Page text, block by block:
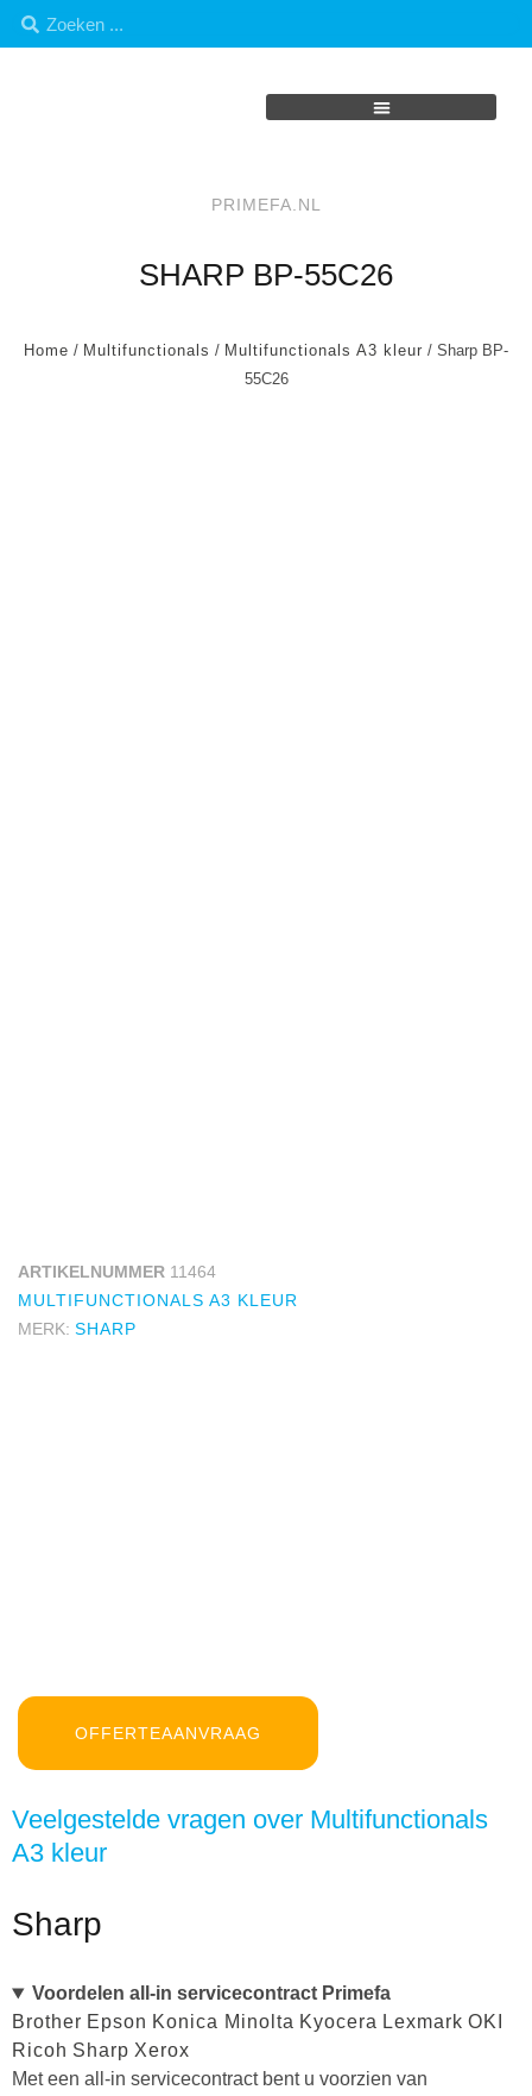
PRIMEFA.NL
SHARP BP-55C26
Home / Multifunctionals / Multifunctionals A3 kleur / Sharp BP-
55C26
ARTIKELNUMMER 11464
MULTIFUNCTIONALS A3 KLEUR
MERK: SHARP
OFFERTEAANVRAAG
Veelgestelde vragen over Multifunctionals
A3 kleur
Sharp
Voordelen all-in servicecontract Primefa
Brother Epson Konica Minolta Kyocera Lexmark OKI
Ricoh Sharp Xerox
Met een all-in servicecontract bent u voorzien van